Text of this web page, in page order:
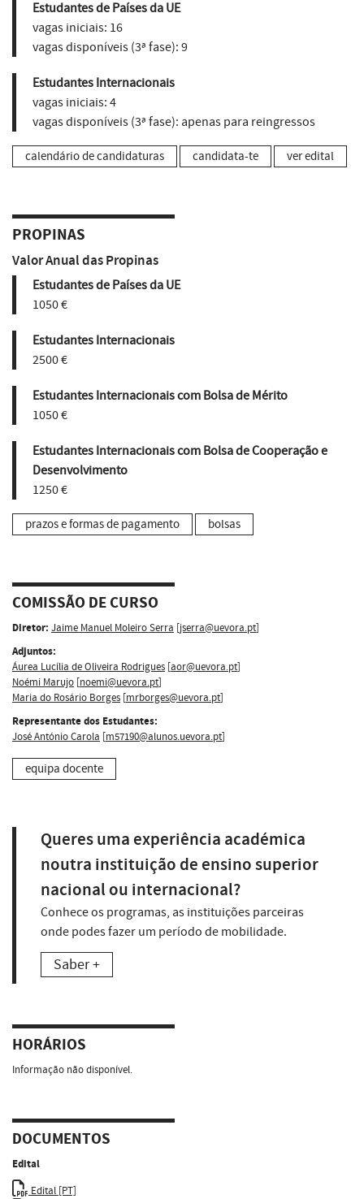
Estudantes de Países da UE
vagas iniciais: 16
vagas disponíveis (3ª fase): 9
Estudantes Internacionais
vagas iniciais: 4
vagas disponíveis (3ª fase): apenas para reingressos
calendário de candidaturas candidata-te ver edital
PROPINAS
Valor Anual das Propinas
Estudantes de Países da UE
1050 €
Estudantes Internacionais
2500 €
Estudantes Internacionais com Bolsa de Mérito
1050 €
Estudantes Internacionais com Bolsa de Cooperação e
Desenvolvimento
1250 €
prazos e formas de pagamento bolsas
COMISSÃO DE CURSO
Diretor: Jaime Manuel Moleiro Serra [jserra@uevora.pt]
Adjuntos:
Áurea Lucília de Oliveira Rodrigues [aor@uevora.pt]
Noémi Marujo [noemi@uevora.pt]
Maria do Rosário Borges [mrborges@uevora.pt]
Representante dos Estudantes:
José António Carola [m57190@alunos.uevora.pt]
equipa docente
Queres uma experiência académica
noutra instituição de ensino superior
nacional ou internacional?
Conhece os programas, as instituições parceiras
onde podes fazer um período de mobilidade.
Saber +
HORÁRIOS
Informação não disponível.
DOCUMENTOS
Edital
Edital [PT]